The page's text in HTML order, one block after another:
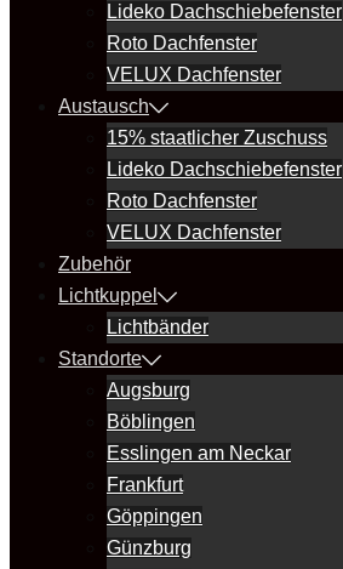
Lideko Dachschiebefenster
Roto Dachfenster
VELUX Dachfenster
Austausch
15% staatlicher Zuschuss
Lideko Dachschiebefenster
Roto Dachfenster
VELUX Dachfenster
Zubehör
Lichtkuppel
Lichtbänder
Standorte
Augsburg
Böblingen
Esslingen am Neckar
Frankfurt
Göppingen
Günzburg